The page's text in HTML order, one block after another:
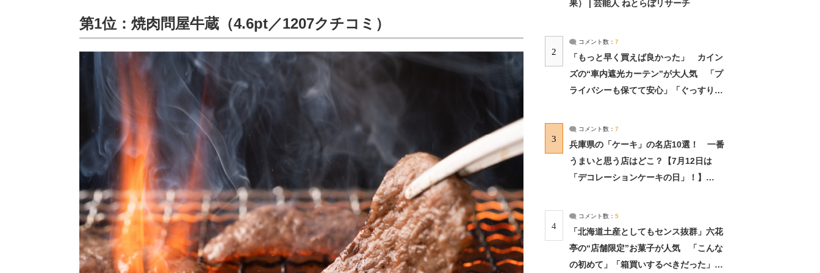
第1位：焼肉問屋牛蔵（4.6pt／1207クチコミ）
果） | 芸能人 ねとらぼリサーチ
2
コメント数： 7
「もっと早く買えば良かった」 カイン
ズの“車内遮光カーテン”が大人気 「プ
ライバシーも保てて安心」「ぐっすり眠
3
コメント数： 7
兵庫県の「ケーキ」の名店10選！ 一番
うまいと思う店はどこ？【7月12日は
「デコレーションケーキの日」！】
4
コメント数： 5
「北海道土産としてもセンス抜群」六花
亭の“店舗限定”お菓子が人気 「こんな
の初めて」「箱買いするべきだった」